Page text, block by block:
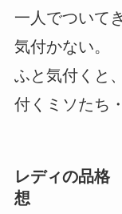
一人でついて
気付かない。
ふと気付くと
付くミソたち
レディの品
想